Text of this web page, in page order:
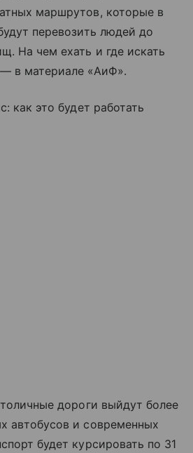
маршрутов, которые в
перевозить людей до
На чем ехать и где искать
в материале «АиФ».
как это будет работать
дороги выйдут более
автобусов и современных
будет курсировать по 31